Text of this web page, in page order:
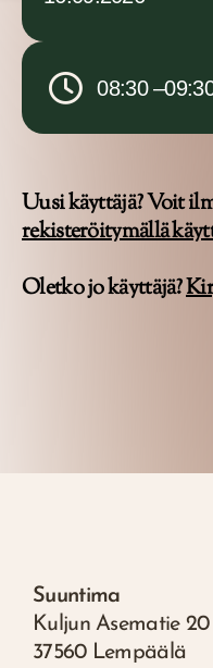
08:30 –
Uusi käyttäjä? Voit
rekisteröitymällä
Oletko jo käyttäjä?
Suuntima
Kuljun Asematie 20
37560 Lempäälä